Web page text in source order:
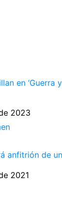
en ‘Guerra
2023
anfitrión de
2021